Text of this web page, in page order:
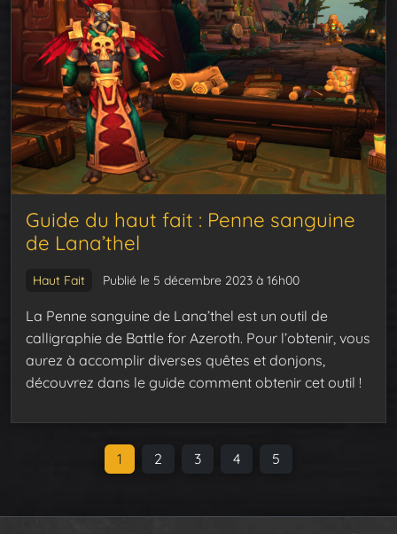
Guide du haut fait : Penne sanguine
de Lana’thel
Haut Fait Publié le 5 décembre 2023 à 16h00
La Penne sanguine de Lana’thel est un outil de
calligraphie de Battle for Azeroth. Pour l’obtenir, vous
aurez à accomplir diverses quêtes et donjons,
découvrez dans le guide comment obtenir cet outil !
e
C
1
P
2
P
3
P
4
P
5